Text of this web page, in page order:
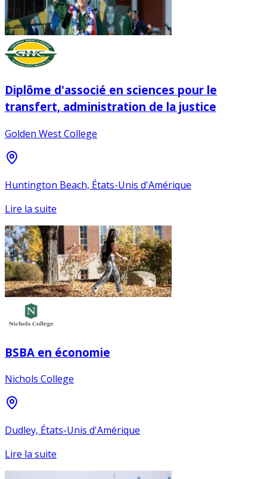
Diplôme d'associé en sciences pour le
transfert, administration de la justice
Golden West College
Huntington Beach, États-Unis d'Amérique
Lire la suite
BSBA en économie
Nichols College
Dudley, États-Unis d'Amérique
Lire la suite